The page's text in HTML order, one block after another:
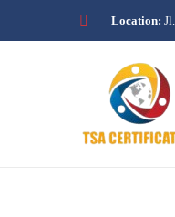
Location: